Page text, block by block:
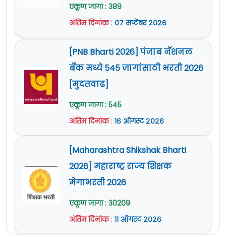
एकूण जागा : 389
अंतिम दिनांक: ०७ सप्टेंबर २०२६
[PNB Bharti 2026] पंजाब नॅशनल
बँक मध्ये 545 जागांसाठी भरती 2026
[मुदतवाढ]
एकूण जागा : 545
अंतिम दिनांक: १६ ऑगस्ट २०२६
[Maharashtra Shikshak Bharti
2026] महाराष्ट्र राज्य शिक्षक
मेगाभरती 2026
एकूण जागा : 30209
अंतिम दिनांक: ११ ऑगस्ट २०२६